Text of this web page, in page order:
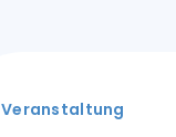
Veranstaltung